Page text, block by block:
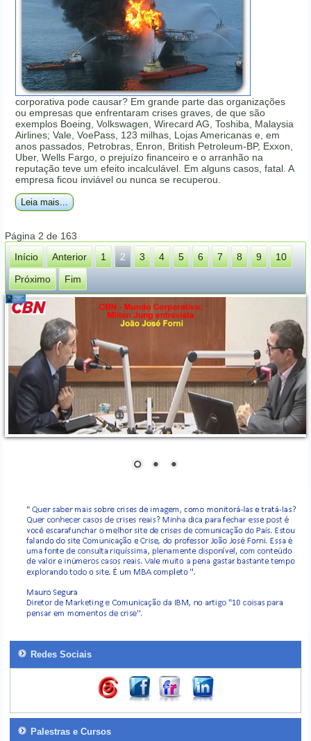
corporativa pode causar? Em grande parte das organizações
ou empresas que enfrentaram crises graves, de que são
exemplos Boeing, Volkswagen, Wirecard AG, Toshiba, Malaysia
Airlines; Vale, VoePass, 123 milhas, Lojas Americanas e, em
anos passados, Petrobras, Enron, British Petroleum-BP, Exxon,
Uber, Wells Fargo, o prejuízo financeiro e o arranhão na
reputação teve um efeito incalculável. Em alguns casos, fatal. A
empresa ficou inviável ou nunca se recuperou.
Leia mais...
Página 2 de 163
Início
Anterior 1 2 3 4 5 6 7 8 9
10
Próximo
Fim
Redes Sociais
Palestras e Cursos